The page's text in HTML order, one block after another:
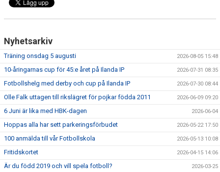
Nyhetsarkiv
Träning onsdag 5 augusti 2026-08-05 15:48
10-åringarnas cup för 45:e året på Ilanda IP 2026-07-31 08:35
Fotbollshelg med derby och cup på Ilanda IP 2026-07-30 08:44
Olle Falk uttagen till rikslägret för pojkar födda 2011 2026-06-09 09:20
6 Juni är lika med HBK-dagen 2026-06-04
Hoppas alla har sett parkeringsförbudet 2026-05-22 17:50
100 anmälda till vår Fotbollskola 2026-05-13 10:08
Fritidskortet 2026-04-15 14:06
Är du född 2019 och vill spela fotboll? 2026-03-25